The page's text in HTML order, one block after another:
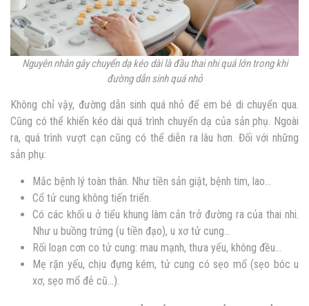
Nguyên nhân gây chuyển dạ kéo dài là đầu thai nhi quá lớn trong khi
đường dẫn sinh quá nhỏ
Không chỉ vậy, đường dẫn sinh quá nhỏ để em bé di chuyển qua.
Cũng có thể khiến kéo dài quá trình chuyển dạ của sản phụ. Ngoài
ra, quá trình vượt cạn cũng có thể diễn ra lâu hơn. Đối với những
sản phụ:
Mắc bệnh lý toàn thân. Như tiền sản giật, bệnh tim, lao…
Cổ tử cung không tiến triển.
Có các khối u ở tiểu khung làm cản trở đường ra của thai nhi.
Như u buồng trứng (u tiền đạo), u xơ tử cung…
Rối loạn cơn co tử cung: mau mạnh, thưa yếu, không đều…
Mẹ rặn yếu, chịu đựng kém, tử cung có sẹo mổ (sẹo bóc u
xơ, sẹo mổ đẻ cũ…).